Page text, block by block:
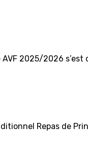
2025/2026 s’est
Repas de